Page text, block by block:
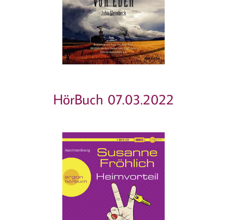
HörBuch 07.03.2022